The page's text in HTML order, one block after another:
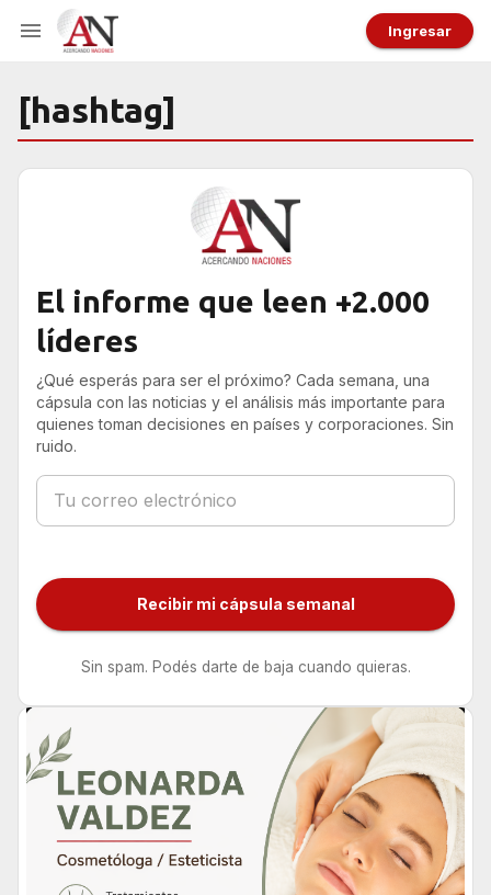
Ingresar
[hashtag]
El informe que leen +2.000
líderes
¿Qué esperás para ser el próximo? Cada semana, una
cápsula con las noticias y el análisis más importante para
quienes toman decisiones en países y corporaciones. Sin
ruido.
Recibir mi cápsula semanal
Sin spam. Podés darte de baja cuando quieras.